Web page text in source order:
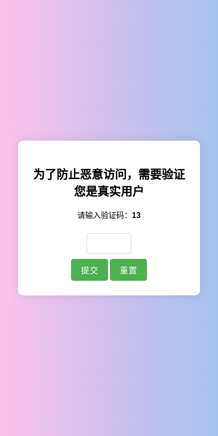
为了防止恶意访问，需要验证
您是真实用户
请输入验证码： 13
提交 重置